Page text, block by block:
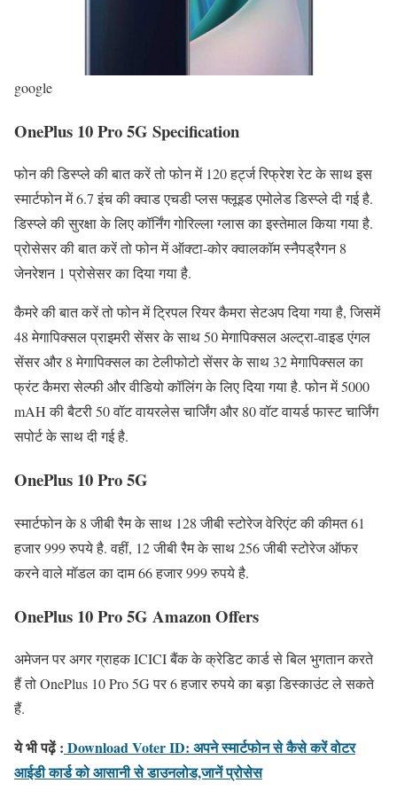
google
OnePlus 10 Pro 5G Specification
फोन की डिस्प्ले की बात करें तो फोन में 120 हर्ट्ज रिफ्रेश रेट के साथ इस
स्मार्टफोन में 6.7 इंच की क्वाड एचडी प्लस फ्लूइड एमोलेड डिस्प्ले दी गई है.
डिस्प्ले की सुरक्षा के लिए कॉर्निंग गोरिल्ला ग्लास का इस्तेमाल किया गया है.
प्रोसेसर की बात करें तो फोन में ऑक्टा-कोर क्वालकॉम स्नैपड्रैगन 8
जेनरेशन 1 प्रोसेसर का दिया गया है.
कैमरे की बात करें तो फोन में ट्रिपल रियर कैमरा सेटअप दिया गया है, जिसमें
48 मेगापिक्सल प्राइमरी सेंसर के साथ 50 मेगापिक्सल अल्ट्रा-वाइड एंगल
सेंसर और 8 मेगापिक्सल का टेलीफोटो सेंसर के साथ 32 मेगापिक्सल का
फ्रंट कैमरा सेल्फी और वीडियो कॉलिंग के लिए दिया गया है. फोन में 5000
mAH की बैटरी 50 वॉट वायरलेस चार्जिंग और 80 वॉट वायर्ड फास्ट चार्जिंग
सपोर्ट के साथ दी गई है.
OnePlus 10 Pro 5G
स्मार्टफोन के 8 जीबी रैम के साथ 128 जीबी स्टोरेज वेरिएंट की कीमत 61
हजार 999 रुपये है. वहीं, 12 जीबी रैम के साथ 256 जीबी स्टोरेज ऑफर
करने वाले मॉडल का दाम 66 हजार 999 रुपये है.
OnePlus 10 Pro 5G Amazon Offers
अमेजन पर अगर ग्राहक ICICI बैंक के क्रेडिट कार्ड से बिल भुगतान करते
हैं तो OnePlus 10 Pro 5G पर 6 हजार रुपये का बड़ा डिस्काउंट ले सकते
हैं.
ये भी पढ़ें : Download Voter ID: अपने स्मार्टफोन से कैसे करें वोटर
आईडी कार्ड को आसानी से डाउनलोड,जानें प्रोसेस